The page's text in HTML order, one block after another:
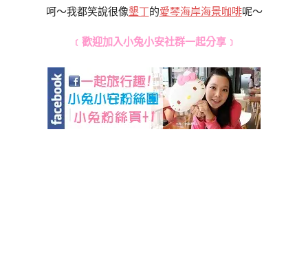
呵～我都笑說很像墾丁的愛琴海岸海景咖啡呢～
﹝歡迎加入小兔小安社群一起分享﹞